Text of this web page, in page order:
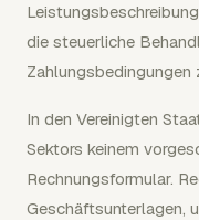
die steuerliche
Zahlungsbedingungen
In den Vereinigten
Sektors keinem
Rechnungsformular.
Geschäftsunterlagen,